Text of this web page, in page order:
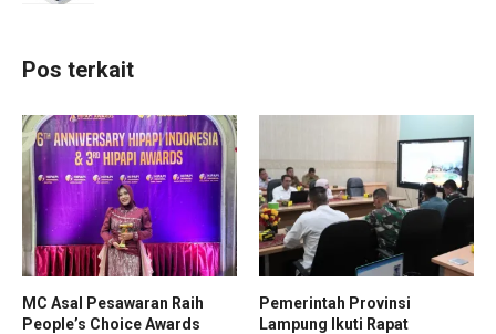
Pos terkait
MC Asal Pesawaran Raih
People’s Choice Awards
Pemerintah Provinsi
Lampung Ikuti Rapat